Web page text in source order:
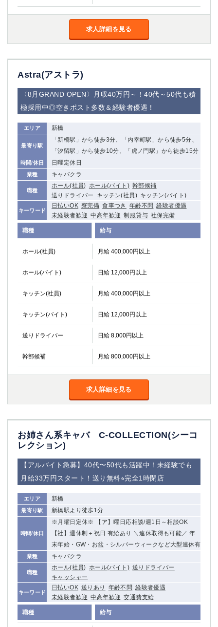
求人詳細を見る
Astra(アストラ)
〈8月GRAND OPEN〉月収40万円～！40代～50代も積
極採用中◎空きポスト多数＆経験者優遇！
エリア 新橋
最寄り駅
「新橋駅」から徒歩3分、「内幸町駅」から徒歩5分、
「汐留駅」から徒歩10分、「虎ノ門駅」から徒歩15分
時間/休日 日曜定休日
業種 キャバクラ
職種
ホール(社員) ホール(バイト) 幹部候補
送りドライバー
キッチン(社員) キッチン(バイト)
キーワード
日払いOK 寮完備 食事つき 年齢不問 経験者優遇
未経験者歓迎 中高年歓迎 制服貸与 社保完備
職種 給与
ホール(社員) 月給 400,000円以上
ホール(バイト) 日給 12,000円以上
キッチン(社員) 月給 400,000円以上
キッチン(バイト) 日給 12,000円以上
送りドライバー 日給 8,000円以上
幹部候補 月給 800,000円以上
求人詳細を見る
お姉さん系キャバ C-COLLECTION(シーコ
レクション)
【アルバイト急募】40代〜50代も活躍中！未経験でも
月給33万円スタート！送り無料⭐︎完全1時閉店
エリア 新橋
最寄り駅 新橋駅より徒歩1分
時間/休日
※月曜日定休※ 【ア】曜日応相談/週1日～相談OK
【社】週休制＋祝日 有給あり ＼連休取得も可能／ 年
末年始・GW・お盆・シルバーウィークなど大型連休有
業種 キャバクラ
職種
ホール(社員) ホール(バイト) 送りドライバー
キャッシャー
キーワード
日払いOK 送りあり 年齢不問 経験者優遇
未経験者歓迎 中高年歓迎 交通費支給
職種 給与
柏（西口）
木更津
下総中山
松戸
宇都宮
小山
東武宇都宮（宇都宮西口）
土浦
群馬県
館林
該当求人 選択した内容で設定